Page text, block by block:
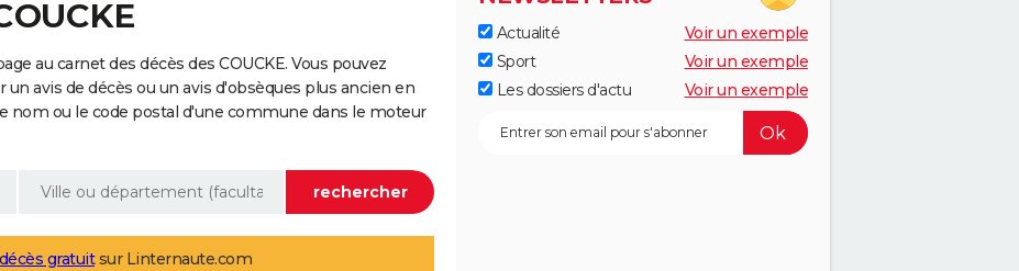
au carnet des décès des COUCKE. Vous pouvez
avis de décès ou un avis d'obsèques plus ancien en
nom ou le code postal d'une commune dans le moteur
gratuitsur Linternaute.com
Actualité
Voir un exemple
Sport
Voir un exemple
Les dossiers d'actu
Voir un exemple